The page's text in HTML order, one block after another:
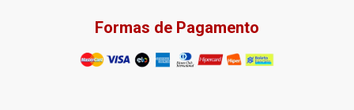
Formas de Pagamento